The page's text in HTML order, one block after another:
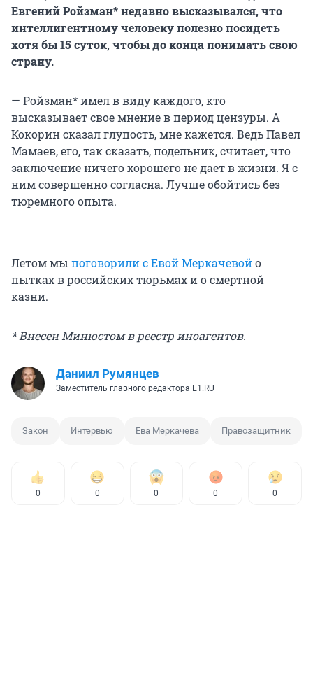
Евгений Ройзман* недавно высказывался, что
интеллигентному человеку полезно посидеть
хотя бы 15 суток, чтобы до конца понимать свою
страну.
— Ройзман* имел в виду каждого, кто
высказывает свое мнение в период цензуры. А
Кокорин сказал глупость, мне кажется. Ведь Павел
Мамаев, его, так сказать, подельник, считает, что
заключение ничего хорошего не дает в жизни. Я с
ним совершенно согласна. Лучше обойтись без
тюремного опыта.
Летом мы поговорили с Евой Меркачевойо
пытках в российских тюрьмах и о смертной
казни.
* Внесен Минюстом в реестр иноагентов.
Даниил Румянцев
Заместитель главного редактора E1.RU
Закон Интервью Ева Меркачева Правозащитник
0 0 0 0 0